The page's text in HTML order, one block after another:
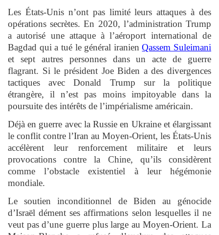
Les États-Unis n’ont pas limité leurs attaques à des
opérations secrètes. En 2020, l’administration Trump
a autorisé une attaque à l’aéroport international de
Bagdad qui a tué le général iranienQassem Suleimani
et sept autres personnes dans un acte de guerre
flagrant. Si le président Joe Biden a des divergences
tactiques avec Donald Trump sur la politique
étrangère, il n’est pas moins impitoyable dans la
poursuite des intérêts de l’impérialisme américain.
Déjà en guerre avec la Russie en Ukraine et élargissant
le conflit contre l’Iran au Moyen-Orient, les États-Unis
accélèrent leur renforcement militaire et leurs
provocations contre la Chine, qu’ils considèrent
comme l’obstacle existentiel à leur hégémonie
mondiale.
Le soutien inconditionnel de Biden au génocide
d’Israël dément ses affirmations selon lesquelles il ne
veut pas d’une guerre plus large au Moyen-Orient. La